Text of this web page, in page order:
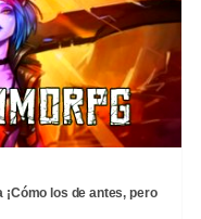
los de antes, pero